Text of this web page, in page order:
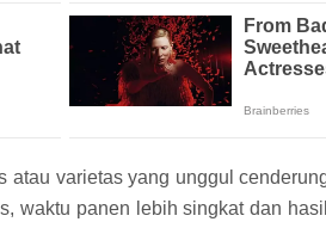
atau varietas yang unggul
waktu panen lebih singkat dan